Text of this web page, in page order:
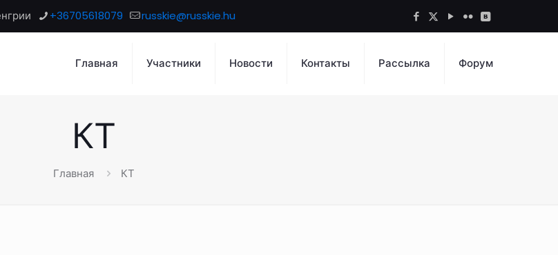
+36705618079 russkie@russkie.hu
Главная Участники Новости Контакты Рассылка Форум
КТ
Главная КТ